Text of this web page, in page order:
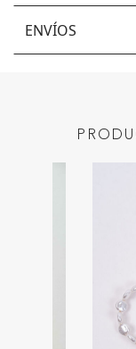
ENVÍOS